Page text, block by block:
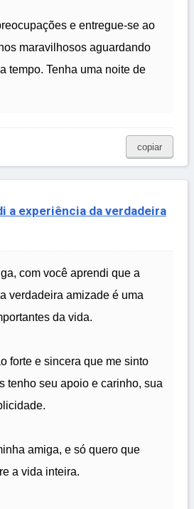
e entregue-se ao
maravilhosos aguardando
tempo. Tenha uma noite de
copiar
a experiência da verdadeira
com você aprendi que a
verdadeira amizade é uma
da vida.
forte e sincera que me sinto
tenho seu apoio e carinho, sua
amiga, e só quero que
a vida inteira.